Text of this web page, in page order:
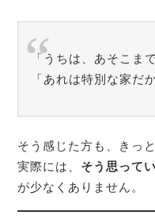
「うちは、あそこま
「あれは特別な家だ
そう感じた方も、きっ
実際には、 そう思って
が少なくありません。